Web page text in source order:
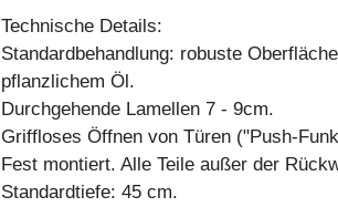
Technische Details:
Standardbehandlung: robuste
pflanzlichem Öl.
Durchgehende Lamellen 7 - 9cm.
Griffloses Öffnen von Türen ("Push-
Fest montiert. Alle Teile außer der
Standardtiefe: 45 cm.